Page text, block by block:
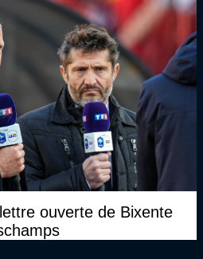
ouverte de Bixente